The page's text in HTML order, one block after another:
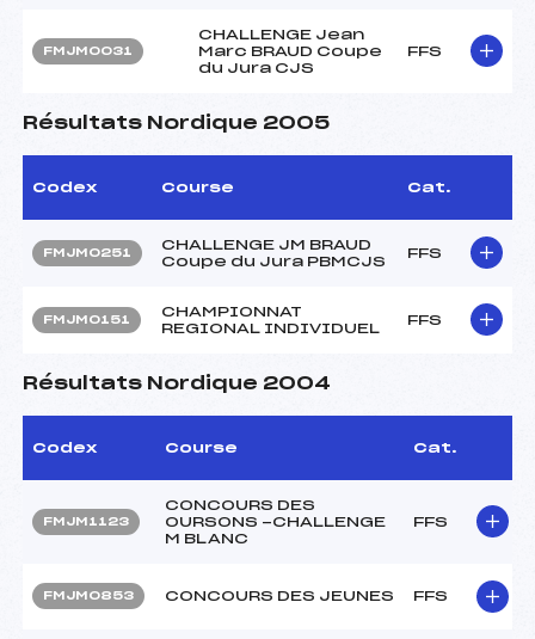
FMJM0031
CHALLENGE Jean
Marc BRAUD Coupe
du Jura CJS
FFS
Résultats Nordique 2005
Codex Course Cat.
FMJM0251
CHALLENGE JM BRAUD
Coupe du Jura PBMCJS
FFS
FMJM0151
CHAMPIONNAT
REGIONAL INDIVIDUEL
FFS
Résultats Nordique 2004
Codex Course Cat.
FMJM1123
CONCOURS DES
OURSONS -CHALLENGE
M BLANC
FFS
FMJM0853 CONCOURS DES JEUNES FFS